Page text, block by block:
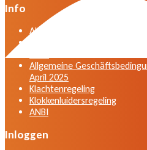
Info
Algemene voorwaarden VWG
Allgemeine
April 2025
Klachtenregeling
Klokkenluidersregeling
ANBI
Inloggen